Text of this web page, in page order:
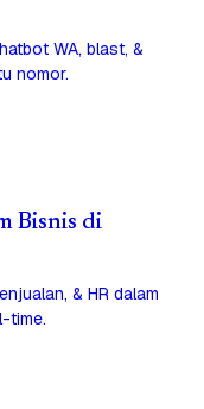
WA, blast, &
nomor.
Bisnis di
& HR dalam
time.